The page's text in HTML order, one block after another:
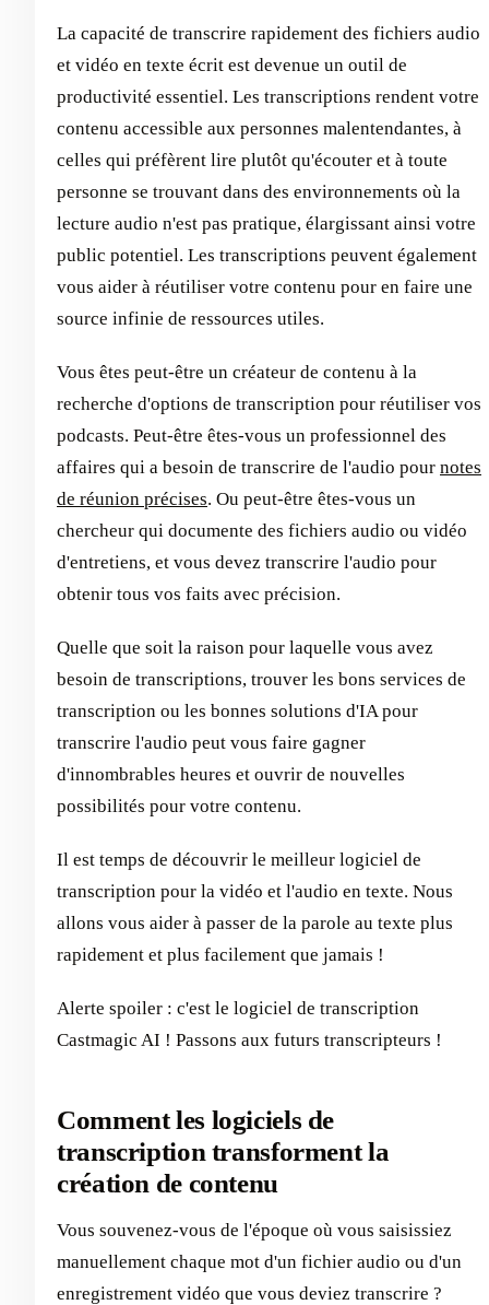
La capacité de transcrire rapidement des fichiers audio
et vidéo en texte écrit est devenue un outil de
productivité essentiel. Les transcriptions rendent votre
contenu accessible aux personnes malentendantes, à
celles qui préfèrent lire plutôt qu'écouter et à toute
personne se trouvant dans des environnements où la
lecture audio n'est pas pratique, élargissant ainsi votre
public potentiel. Les transcriptions peuvent également
vous aider à réutiliser votre contenu pour en faire une
source infinie de ressources utiles.
Vous êtes peut-être un créateur de contenu à la
recherche d'options de transcription pour réutiliser vos
podcasts. Peut-être êtes-vous un professionnel des
affaires qui a besoin de transcrire de l'audio pour notes
de réunion précises. Ou peut-être êtes-vous un
chercheur qui documente des fichiers audio ou vidéo
d'entretiens, et vous devez transcrire l'audio pour
obtenir tous vos faits avec précision.
Quelle que soit la raison pour laquelle vous avez
besoin de transcriptions, trouver les bons services de
transcription ou les bonnes solutions d'IA pour
transcrire l'audio peut vous faire gagner
d'innombrables heures et ouvrir de nouvelles
possibilités pour votre contenu.
Il est temps de découvrir le meilleur logiciel de
transcription pour la vidéo et l'audio en texte. Nous
allons vous aider à passer de la parole au texte plus
rapidement et plus facilement que jamais !
Alerte spoiler : c'est le logiciel de transcription
Castmagic AI ! Passons aux futurs transcripteurs !
Comment les logiciels de
transcription transforment la
création de contenu
Vous souvenez-vous de l'époque où vous saisissiez
manuellement chaque mot d'un fichier audio ou d'un
enregistrement vidéo que vous deviez transcrire ?